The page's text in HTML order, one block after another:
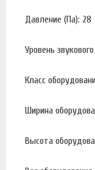
Давление (Па): 28
Уровень
Класс
Ширина
Высота